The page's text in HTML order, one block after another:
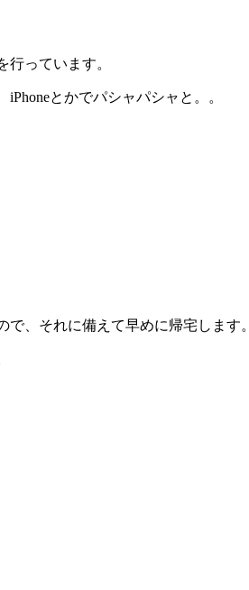
っています。
とかでパシャパシャと。。
、それに備えて早めに帰宅します。